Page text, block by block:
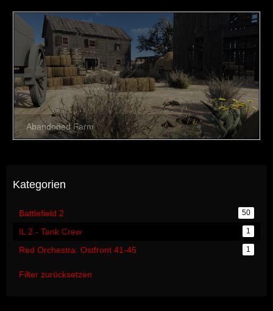
Kategorien
Battlefield 2 50
IL 2 - Tank Crew 1
Red Orchestra: Ostfront 41-45 1
Filter zurücksetzen